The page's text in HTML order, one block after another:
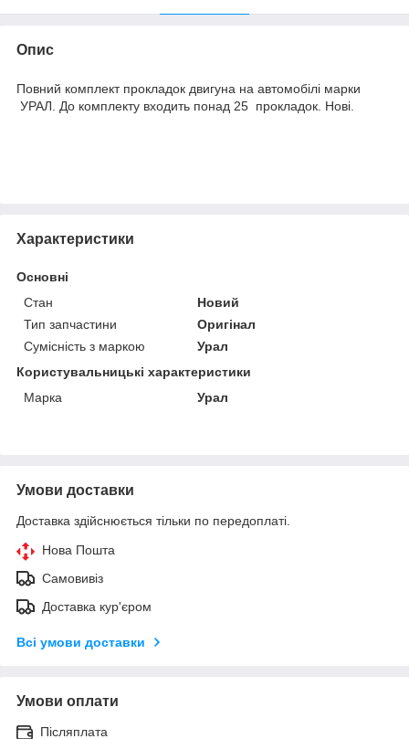
Опис
Повний комплект прокладок двигуна на автомобілі марки
УРАЛ. До комплекту входить понад 25 прокладок. Нові.
Характеристики
Основні
Стан
Новий
Тип запчастини
Оригінал
Сумісність з маркою
Урал
Користувальницькі характеристики
Марка
Урал
Умови доставки
Доставка здійснюється тільки по передоплаті.
Нова Пошта
Самовивіз
Доставка кур'єром
Всі умови доставки
Умови оплати
Післяплата